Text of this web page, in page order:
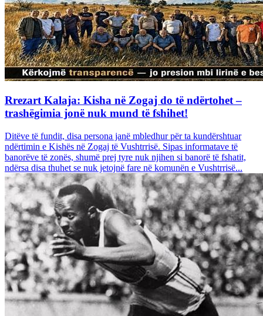
Rrezart Kalaja: Kisha në Zogaj do të ndërtohet –
trashëgimia jonë nuk mund të fshihet!
Ditëve të fundit, disa persona janë mbledhur për ta kundërshtuar
ndërtimin e Kishës në Zogaj të Vushtrrisë. Sipas informatave të
banorëve të zonës, shumë prej tyre nuk njihen si banorë të fshatit,
ndërsa disa thuhet se nuk jetojnë fare në komunën e Vushtrrisë...